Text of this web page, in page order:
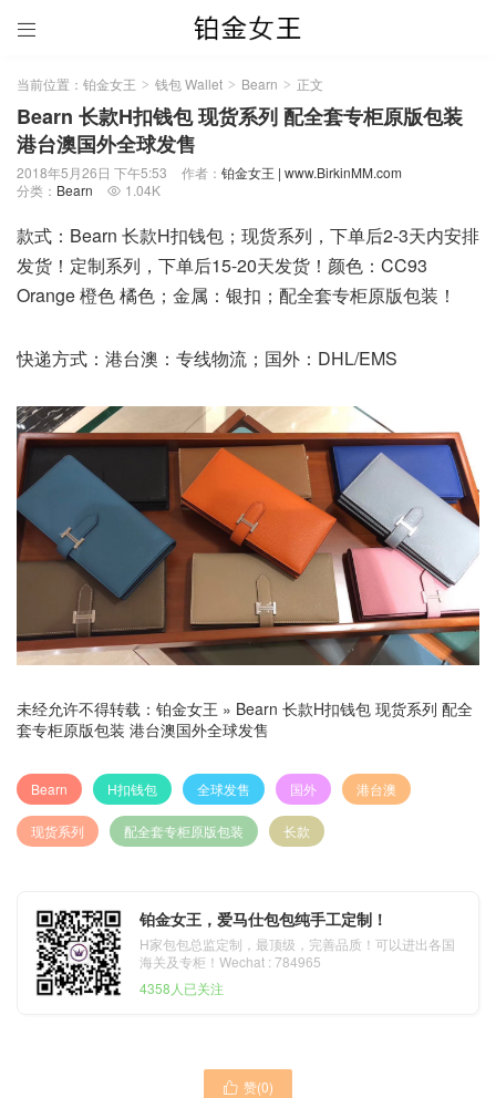

当前位置： 铂金女王 > 钱包 Wallet > Bearn > 正文
Bearn 长款H扣钱包 现货系列 配全套专柜原版包装
港台澳国外全球发售
2018年5月26日 下午5:53 作者： 铂金女王 | www.BirkinMM.com
分类： Bearn  1.04K
款式：Bearn 长款H扣钱包；现货系列，下单后2-3天内安排
发货！定制系列，下单后15-20天发货！颜色：CC93
Orange 橙色 橘色；金属：银扣；配全套专柜原版包装！
快递方式：港台澳：专线物流；国外：DHL/EMS
未经允许不得转载： 铂金女王 » Bearn 长款H扣钱包 现货系列 配全
套专柜原版包装 港台澳国外全球发售
Bearn H扣钱包 全球发售 国外 港台澳
现货系列 配全套专柜原版包装 长款
铂金女王，爱马仕包包纯手工定制！
H家包包总监定制，最顶级，完善品质！可以进出各国
海关及专柜！Wechat : 784965
4358人已关注
 赞(0)